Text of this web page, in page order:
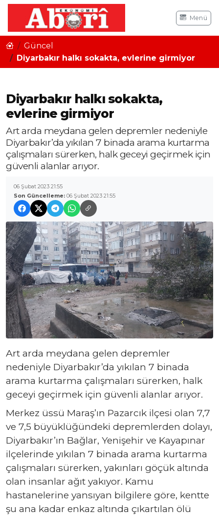
Menü
Güncel
Diyarbakır halkı sokakta, evlerine girmiyor
Diyarbakır halkı sokakta,
evlerine girmiyor
Art arda meydana gelen depremler nedeniyle
Diyarbakır’da yıkılan 7 binada arama kurtarma
çalışmaları sürerken, halk geceyi geçirmek için
güvenli alanlar arıyor.
06 Şubat 2023 21:55
Son Güncelleme: 06 Şubat 2023 21:55
Art arda meydana gelen depremler
nedeniyle Diyarbakır’da yıkılan 7 binada
arama kurtarma çalışmaları sürerken, halk
geceyi geçirmek için güvenli alanlar arıyor.
Merkez üssü Maraş’ın Pazarcık ilçesi olan 7,7
ve 7,5 büyüklüğündeki depremlerden dolayı,
Diyarbakır’ın Bağlar, Yenişehir ve Kayapınar
ilçelerinde yıkılan 7 binada arama kurtarma
çalışmaları sürerken, yakınları göçük altında
olan insanlar ağıt yakıyor. Kamu
hastanelerine yansıyan bilgilere göre, kentte
şu ana kadar enkaz altında çıkartılan ölü